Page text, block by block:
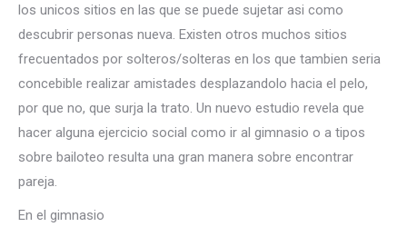
los unicos sitios en las que se puede sujetar asi­ como
descubrir personas nueva. Existen otros muchos sitios
frecuentados por solteros/solteras en los que tambien seri­a
concebible realizar amistades desplazandolo hacia el pelo,
por que no, que surja la trato. Un nuevo estudio revela que
hacer alguna ejercicio social como ir al gimnasio o a tipos
sobre bailoteo resulta una gran manera sobre encontrar
pareja.
En el gimnasio